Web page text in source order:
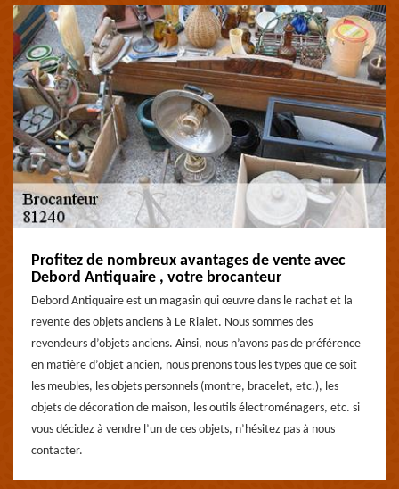
Profitez de nombreux avantages de vente avec
Debord Antiquaire , votre brocanteur
Debord Antiquaire est un magasin qui œuvre dans le rachat et la
revente des objets anciens à Le Rialet. Nous sommes des
revendeurs d’objets anciens. Ainsi, nous n’avons pas de préférence
en matière d’objet ancien, nous prenons tous les types que ce soit
les meubles, les objets personnels (montre, bracelet, etc.), les
objets de décoration de maison, les outils électroménagers, etc. si
vous décidez à vendre l’un de ces objets, n’hésitez pas à nous
contacter.